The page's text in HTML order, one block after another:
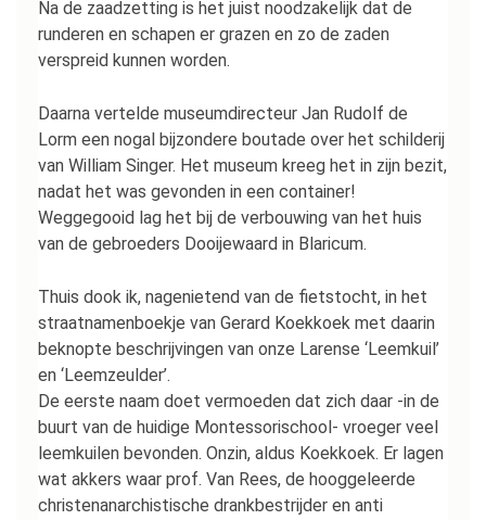
Na de zaadzetting is het juist noodzakelijk dat de
runderen en schapen er grazen en zo de zaden
verspreid kunnen worden.
Daarna vertelde museumdirecteur Jan Rudolf de
Lorm een nogal bijzondere boutade over het schilderij
van William Singer. Het museum kreeg het in zijn bezit,
nadat het was gevonden in een container!
Weggegooid lag het bij de verbouwing van het huis
van de gebroeders Dooijewaard in Blaricum.
Thuis dook ik, nagenietend van de fietstocht, in het
straatnamenboekje van Gerard Koekkoek met daarin
beknopte beschrijvingen van onze Larense ‘Leemkuil’
en ‘Leemzeulder’.
De eerste naam doet vermoeden dat zich daar -in de
buurt van de huidige Montessorischool- vroeger veel
leemkuilen bevonden. Onzin, aldus Koekkoek. Er lagen
wat akkers waar prof. Van Rees, de hooggeleerde
christenanarchistische drankbestrijder en anti